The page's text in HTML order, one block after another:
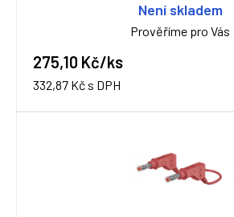
Není skladem
Prověříme pro Vás
275,10 Kč/ks
332,87 Kč s DPH